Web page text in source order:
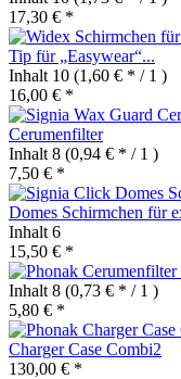
17,30 € *
Tip für „Easywear“...
Inhalt 10 (1,60 € * / 1 )
16,00 € *
Cerumenfilter
Inhalt 8 (0,94 € * / 1 )
7,50 € *
Domes Schirmchen für
Inhalt 6
15,50 € *
Inhalt 8 (0,73 € * / 1 )
5,80 € *
Charger Case Combi2
130,00 € *